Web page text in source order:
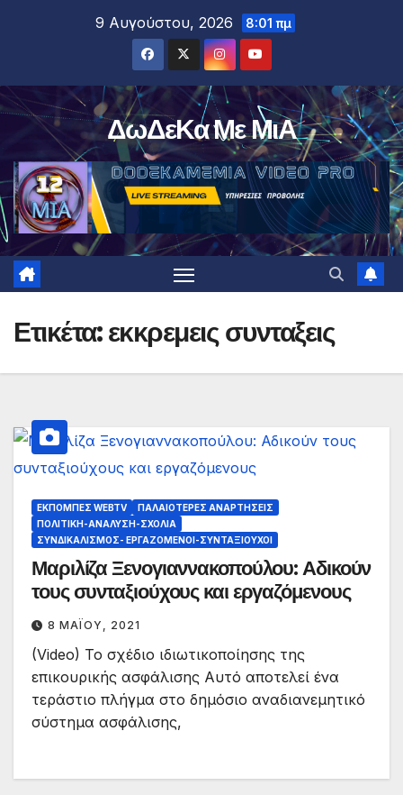
9 Αυγούστου, 2026 8:01 πμ
ΔωΔεΚα Με ΜιΑ
Ετικέτα:εκκρεμεις συνταξεις
ΕΚΠΟΜΠΈΣ WEBTV
ΠΑΛΑΙΟΤΕΡΕΣ ΑΝΑΡΤΗΣΕΙΣ
ΠΟΛΙΤΙΚΉ-ΑΝΆΛΥΣΗ-ΣΧΌΛΙΑ
ΣΥΝΔΙΚΑΛΙΣΜΌΣ- ΕΡΓΑΖΌΜΕΝΟΙ-ΣΥΝΤΑΞΙΟΎΧΟΙ
Μαριλίζα Ξενογιαννακοπούλου: Αδικούν
τους συνταξιούχους και εργαζόμενους
8 ΜΑΪ́ΟΥ, 2021
(Video) Το σχέδιο ιδιωτικοποίησης της
επικουρικής ασφάλισης Αυτό αποτελεί ένα
τεράστιο πλήγμα στο δημόσιο αναδιανεμητικό
σύστημα ασφάλισης,